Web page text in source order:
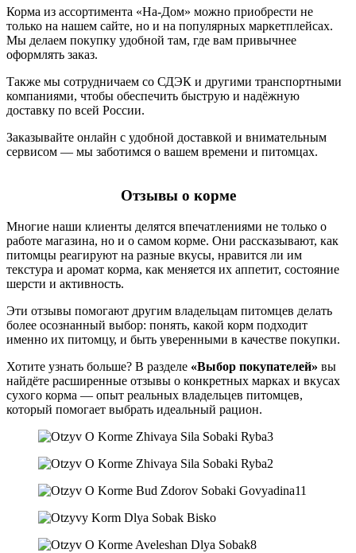
Корма из ассортимента «На-Дом» можно приобрести не
только на нашем сайте, но и на популярных маркетплейсах.
Мы делаем покупку удобной там, где вам привычнее
оформлять заказ.
Также мы сотрудничаем со СДЭК и другими транспортными
компаниями, чтобы обеспечить быструю и надёжную
доставку по всей России.
Заказывайте онлайн с удобной доставкой и внимательным
сервисом — мы заботимся о вашем времени и питомцах.
Отзывы о корме
Многие наши клиенты делятся впечатлениями не только о
работе магазина, но и о самом корме. Они рассказывают, как
питомцы реагируют на разные вкусы, нравится ли им
текстура и аромат корма, как меняется их аппетит, состояние
шерсти и активность.
Эти отзывы помогают другим владельцам питомцев делать
более осознанный выбор: понять, какой корм подходит
именно их питомцу, и быть уверенными в качестве покупки.
Хотите узнать больше? В разделе «Выбор покупателей» вы
найдёте расширенные отзывы о конкретных марках и вкусах
сухого корма — опыт реальных владельцев питомцев,
который помогает выбрать идеальный рацион.